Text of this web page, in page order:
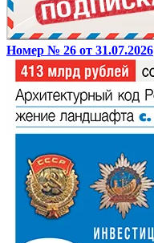
Номер № 26 от 31.07.2026